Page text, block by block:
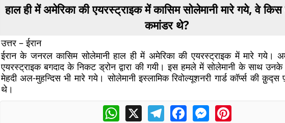
हाल ही में अमेरिका की एयरस्ट्राइक में कासिम सोलेमानी मारे गये, वे
कमांडर थे?
उत्तर – ईरान
ईरान के जनरल कासिम सोलेमानी हाल ही में अमेरिका की एयरस्ट्राइक में मारे गये।
एयरस्ट्राइक बगदाद के निकट ड्रोन द्वारा की गयी। इस हमले में सोलेमानी के साथ
मेहदी अल-मुहन्दिस भी मारे गये। सोलेमानी इस्लामिक रिवोल्यूशनरी गार्ड कॉर्प्स की
थे।
WhatsApp
X TelegramFacebookMessengerPinterest